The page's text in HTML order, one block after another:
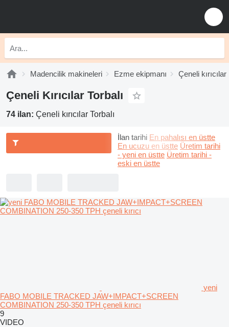
Madencilik makineleri Ezme ekipmanı Çeneli kırıcılar
Çeneli Kırıcılar Torbalı
74 ilan: Çeneli kırıcılar Torbalı
İlan tarihi En pahalısı en üstte
En ucuzu en üstte Üretim tarihi
- yeni en üstte Üretim tarihi -
eski en üstte
yeni
FABO MOBILE TRACKED JAW+IMPACT+SCREEN
COMBINATION 250-350 TPH çeneli kırıcı
9
VIDEO